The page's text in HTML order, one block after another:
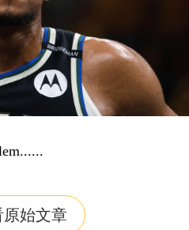
原始文章